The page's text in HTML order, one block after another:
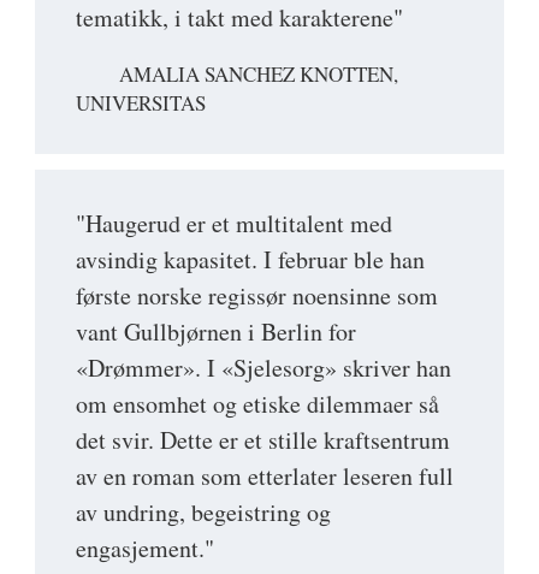
tematikk, i takt med karakterene"
AMALIA SANCHEZ KNOTTEN,
UNIVERSITAS
"Haugerud er et multitalent med
avsindig kapasitet. I februar ble han
første norske regissør noensinne som
vant Gullbjørnen i Berlin for
«Drømmer». I «Sjelesorg» skriver han
om ensomhet og etiske dilemmaer så
det svir. Dette er et stille kraftsentrum
av en roman som etterlater leseren full
av undring, begeistring og
engasjement."